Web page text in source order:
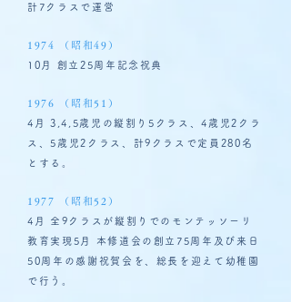
計7クラスで運営
1974 （昭和49）
10月 創立25周年記念祝典
1976 （昭和51）
4月 3,4,5歳児の縦割り5クラス、4歳児2クラ
ス、5歳児2クラス、計9クラスで定員280名
とする。
1977 （昭和52）
4月 全9クラスが縦割りでのモンテッソーリ
教育実現5月 本修道会の創立75周年及び来日
50周年の感謝祝賀会を、総長を迎えて幼稚園
で行う。